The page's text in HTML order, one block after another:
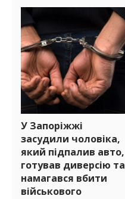
У Запоріжжі
засудили чоловіка,
який підпалив авто,
готував диверсію та
намагався вбити
військового